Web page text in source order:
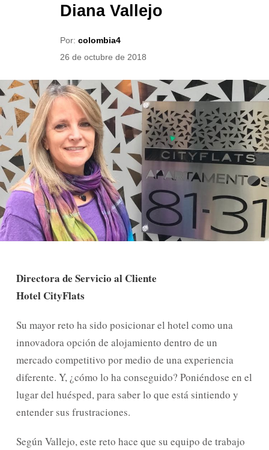
Diana Vallejo
Por: colombia4
26 de octubre de 2018
Directora de Servicio al Cliente
Hotel CityFlats
Su mayor reto ha sido posicionar el hotel como una
innovadora opción de alojamiento dentro de un
mercado competitivo por medio de una experiencia
diferente. Y, ¿cómo lo ha conseguido? Poniéndose en el
lugar del huésped, para saber lo que está sintiendo y
entender sus frustraciones.
Según Vallejo, este reto hace que su equipo de trabajo